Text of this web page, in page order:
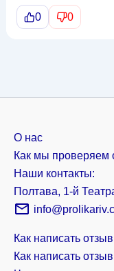
0 0
О нас
Как мы проверяем
Наши контакты:
Полтава, 1-й
Как написать
Как написать